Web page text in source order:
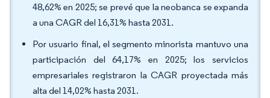
48,62% en 2025; se prevé que la neobanca se expanda
a una CAGR del 16,31% hasta 2031.
Por usuario final, el segmento minorista mantuvo una
participación del 64,17% en 2025; los servicios
empresariales registraron la CAGR proyectada más
alta del 14,02% hasta 2031.